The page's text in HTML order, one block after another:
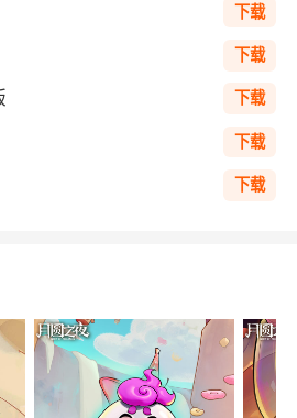
下载
下载
下载
下载
下载